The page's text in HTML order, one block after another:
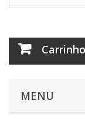
Carrinho
MENU